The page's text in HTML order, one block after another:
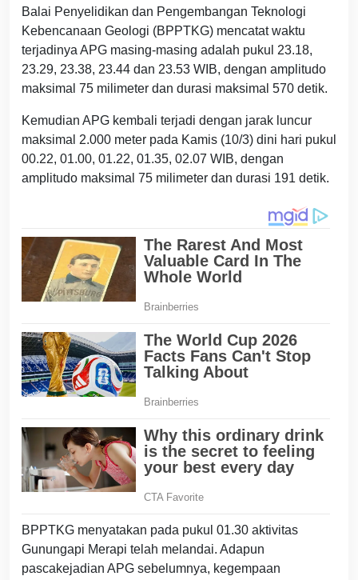
Balai Penyelidikan dan Pengembangan Teknologi
Kebencanaan Geologi (BPPTKG) mencatat waktu
terjadinya APG masing-masing adalah pukul 23.18,
23.29, 23.38, 23.44 dan 23.53 WIB, dengan amplitudo
maksimal 75 milimeter dan durasi maksimal 570 detik.
Kemudian APG kembali terjadi dengan jarak luncur
maksimal 2.000 meter pada Kamis (10/3) dini hari pukul
00.22, 01.00, 01.22, 01.35, 02.07 WIB, dengan
amplitudo maksimal 75 milimeter dan durasi 191 detik.
BPPTKG menyatakan pada pukul 01.30 aktivitas
Gunungapi Merapi telah melandai. Adapun
pascakejadian APG sebelumnya, kegempaan